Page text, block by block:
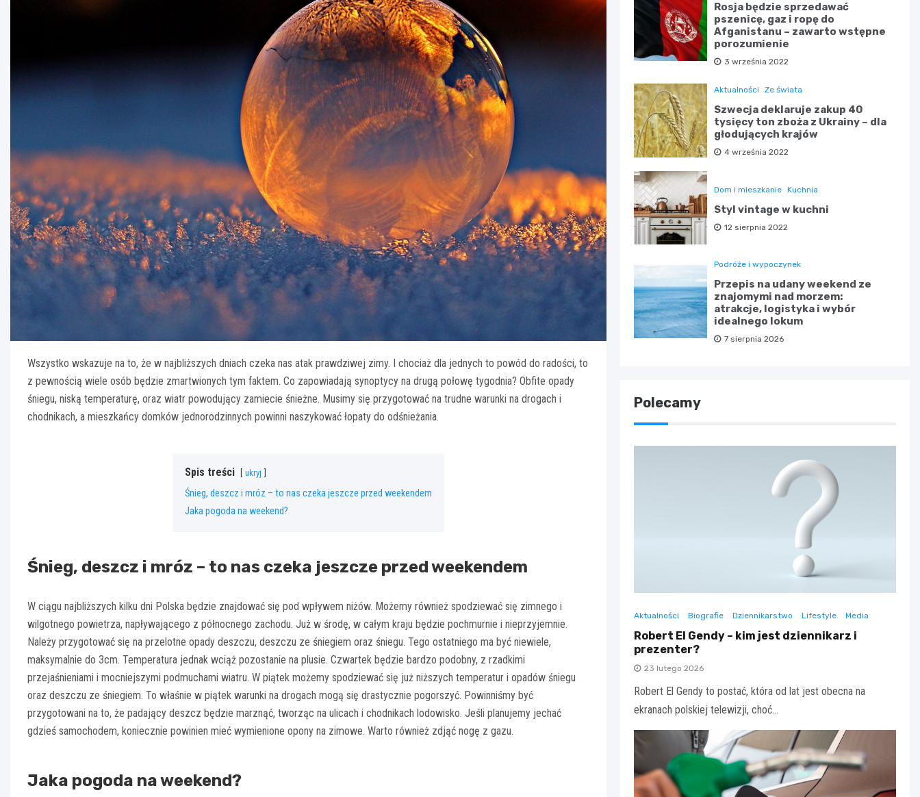
Wszystko wskazuje na to, że w najbliższych dniach czeka nas atak prawdziwej zimy. I chociaż dla jednych to powód do radości, to
z pewnością wiele osób będzie zmartwionych tym faktem. Co zapowiadają synoptycy na drugą połowę tygodnia? Obfite opady
śniegu, niską temperaturę, oraz wiatr powodujący zamiecie śnieżne. Musimy się przygotować na trudne warunki na drogach i
chodnikach, a mieszkańcy domków jednorodzinnych powinni naszykować łopaty do odśnieżania.
Spis treści ukryj
Śnieg, deszcz i mróz – to nas czeka jeszcze przed weekendem
Jaka pogoda na weekend?
Śnieg, deszcz i mróz – to nas czeka jeszcze przed weekendem
W ciągu najbliższych kilku dni Polska będzie znajdować się pod wpływem niżów. Możemy również spodziewać się zimnego i
wilgotnego powietrza, napływającego z północnego zachodu. Już w środę, w całym kraju będzie pochmurnie i nieprzyjemnie.
Należy przygotować się na przelotne opady deszczu, deszczu ze śniegiem oraz śniegu. Tego ostatniego ma być niewiele,
maksymalnie do 3cm. Temperatura jednak wciąż pozostanie na plusie. Czwartek będzie bardzo podobny, z rzadkimi
przejaśnieniami i mocniejszymi podmuchami wiatru. W piątek możemy spodziewać się już niższych temperatur i opadów śniegu
oraz deszczu ze śniegiem. To właśnie w piątek warunki na drogach mogą się drastycznie pogorszyć. Powinniśmy być
przygotowani na to, że padający deszcz będzie marznąć, tworząc na ulicach i chodnikach lodowisko. Jeśli planujemy jechać
gdzieś samochodem, koniecznie powinien mieć wymienione opony na zimowe. Warto również zdjąć nogę z gazu.
Jaka pogoda na weekend?
Rosja będzie sprzedawać
pszenicę, gaz i ropę do
Afganistanu – zawarto wstępne
porozumienie
3 września 2022
Aktualności Ze świata
Szwecja deklaruje zakup 40
tysięcy ton zboża z Ukrainy – dla
głodujących krajów
4 września 2022
Dom i mieszkanie Kuchnia
Styl vintage w kuchni
12 sierpnia 2022
Podróże i wypoczynek
Przepis na udany weekend ze
znajomymi nad morzem:
atrakcje, logistyka i wybór
idealnego lokum
7 sierpnia 2026
Polecamy
Aktualności Biografie Dziennikarstwo Lifestyle Media
Robert El Gendy – kim jest dziennikarz i
prezenter?
23 lutego 2026
Robert El Gendy to postać, która od lat jest obecna na
ekranach polskiej telewizji, choć…